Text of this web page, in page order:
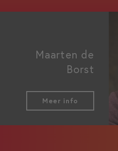
Maarten de
Borst
Meer info